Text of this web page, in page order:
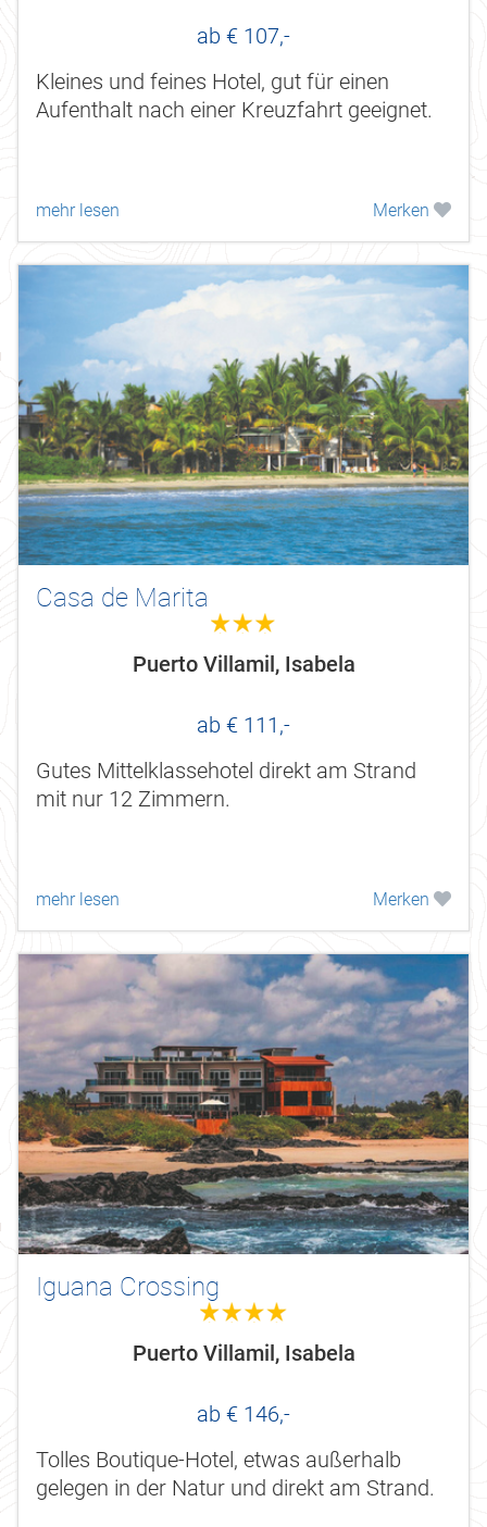
ab € 107,-
Kleines und feines Hotel, gut für einen
Aufenthalt nach einer Kreuzfahrt geeignet.
mehr lesen Merken
Casa de Marita
3.0
Puerto Villamil, Isabela
ab € 111,-
Gutes Mittelklassehotel direkt am Strand
mit nur 12 Zimmern.
mehr lesen Merken
Iguana Crossing
4.0
Puerto Villamil, Isabela
ab € 146,-
Tolles Boutique-Hotel, etwas außerhalb
gelegen in der Natur und direkt am Strand.